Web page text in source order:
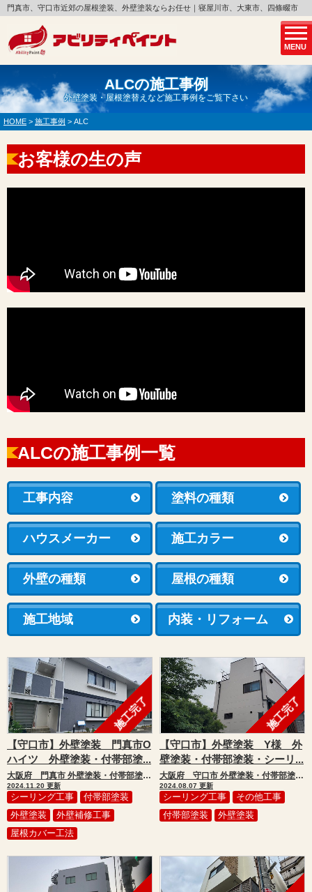
MENU
門真市、守口市近郊の屋根塗装、外壁塗装ならお任せ｜寝屋川市、大東市、四條畷市
ALCの施工事例
外壁塗装・屋根塗替えなど施工事例をご覧下さい
HOME > 施工事例 > ALC
お客様の生の声
ALCの施工事例一覧
工事内容 塗料の種類
ハウスメーカー 施工カラー
外壁の種類 屋根の種類
施工地域 内装・リフォーム
施工完了
【守口市】外壁塗装 門真市O
ハイツ 外壁塗装・付帯部塗...
大阪府 門真市 外壁塗装・付帯部塗装・シーリング工事・補修工事・屋根カバー工法
2024.11.20 更新
シーリング工事
付帯部塗装
外壁塗装
外壁補修工事
屋根カバー工法
施工完了
【守口市】外壁塗装 Y様 外
壁塗装・付帯部塗装・シーリ...
大阪府 守口市 外壁塗装・付帯部塗装・シーリング工事・補修工事
2024.08.07 更新
シーリング工事
その他工事
付帯部塗装
外壁塗装